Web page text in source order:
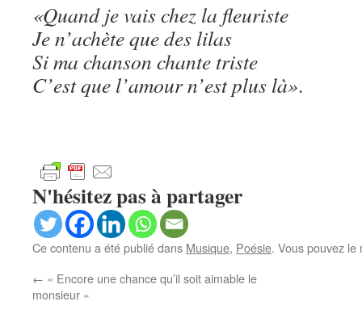
«Quand je vais chez la fleuriste
Je n’achète que des lilas
Si ma chanson chante triste
C’est que l’amour n’est plus là».
N'hésitez pas à partager
Ce contenu a été publié dans Musique, Poésie. Vous pouvez
← « Encore une chance qu’il soit aimable le
monsieur »